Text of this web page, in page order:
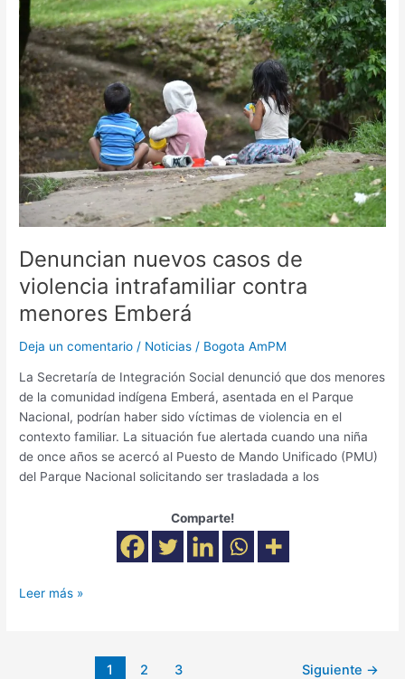
Denuncian nuevos casos de
violencia intrafamiliar contra
menores Emberá
Deja un comentario / Noticias / Bogota AmPM
La Secretaría de Integración Social denunció que dos menores
de la comunidad indígena Emberá, asentada en el Parque
Nacional, podrían haber sido víctimas de violencia en el
contexto familiar. La situación fue alertada cuando una niña
de once años se acercó al Puesto de Mando Unificado (PMU)
del Parque Nacional solicitando ser trasladada a los
Comparte!
nuevos
casos
de
violencia
intrafamiliar
contra
menores
Emberá
Leer más »
1 2 3 Siguiente →